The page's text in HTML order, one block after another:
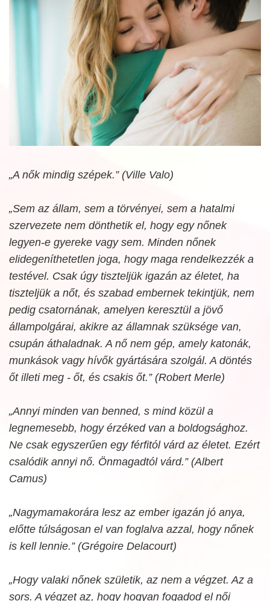
„A nők mindig szépek.” (Ville Valo)
„Sem az állam, sem a törvényei, sem a hatalmi
szervezete nem dönthetik el, hogy egy nőnek
legyen-e gyereke vagy sem. Minden nőnek
elidegeníthetetlen joga, hogy maga rendelkezzék a
testével. Csak úgy tiszteljük igazán az életet, ha
tiszteljük a nőt, és szabad embernek tekintjük, nem
pedig csatornának, amelyen keresztül a jövő
állampolgárai, akikre az államnak szüksége van,
csupán áthaladnak. A nő nem gép, amely katonák,
munkások vagy hívők gyártására szolgál. A döntés
őt illeti meg - őt, és csakis őt.” (Robert Merle)
„Annyi minden van benned, s mind közül a
legnemesebb, hogy érzéked van a boldogsághoz.
Ne csak egyszerűen egy férfitól várd az életet. Ezért
csalódik annyi nő. Önmagadtól várd.” (Albert
Camus)
„Nagymamakorára lesz az ember igazán jó anya,
előtte túlságosan el van foglalva azzal, hogy nőnek
is kell lennie.” (Grégoire Delacourt)
„Hogy valaki nőnek születik, az nem a végzet. Az a
sors. A végzet az, hogy hogyan fogadod el női